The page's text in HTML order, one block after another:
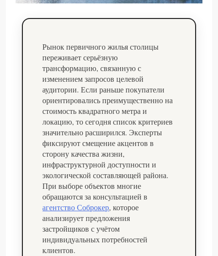
Рынок первичного жилья столицы
переживает серьёзную
трансформацию, связанную с
изменением запросов целевой
аудитории. Если раньше покупатели
ориентировались преимущественно на
стоимость квадратного метра и
локацию, то сегодня список критериев
значительно расширился. Эксперты
фиксируют смещение акцентов в
сторону качества жизни,
инфраструктурной доступности и
экологической составляющей района.
При выборе объектов многие
обращаются за консультацией в
агентство Соброкер, которое
анализирует предложения
застройщиков с учётом
индивидуальных потребностей
клиентов.